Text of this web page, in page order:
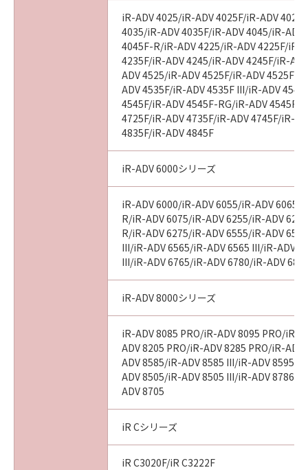
iR-ADV 4025/iR-ADV 4025F/iR-ADV
4035/iR-ADV 4035F/iR-ADV 4045/iR-ADV
4045F-R/iR-ADV 4225/iR-ADV 4225F/iR-
4235F/iR-ADV 4245/iR-ADV 4245F/iR-
ADV 4525/iR-ADV 4525F/iR-ADV 4525F
ADV 4535F/iR-ADV 4535F III/iR-ADV
4545F/iR-ADV 4545F-RG/iR-ADV 4545F
4725F/iR-ADV 4735F/iR-ADV 4745F/iR-
4835F/iR-ADV 4845F
iR-ADV 6000シリーズ
iR-ADV 6000/iR-ADV 6055/iR-ADV 6065/
R/iR-ADV 6075/iR-ADV 6255/iR-ADV
R/iR-ADV 6275/iR-ADV 6555/iR-ADV
III/iR-ADV 6565/iR-ADV 6565 III/iR-ADV
III/iR-ADV 6765/iR-ADV 6780/iR-ADV
iR-ADV 8000シリーズ
iR-ADV 8085 PRO/iR-ADV 8095 PRO/iR-
ADV 8205 PRO/iR-ADV 8285 PRO/iR-
ADV 8585/iR-ADV 8585 III/iR-ADV 8595/
ADV 8505/iR-ADV 8505 III/iR-ADV 8786/
ADV 8705
iR Cシリーズ
iR C3020F/iR C3222F